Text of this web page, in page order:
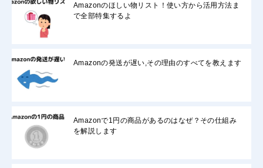
Amazonのほしい物リスト！使い方から活用方法ま
で全部特集するよ
Amazonの発送が遅い,その理由のすべてを教えます
Amazonで1円の商品があるのはなぜ？その仕組み
を解説します